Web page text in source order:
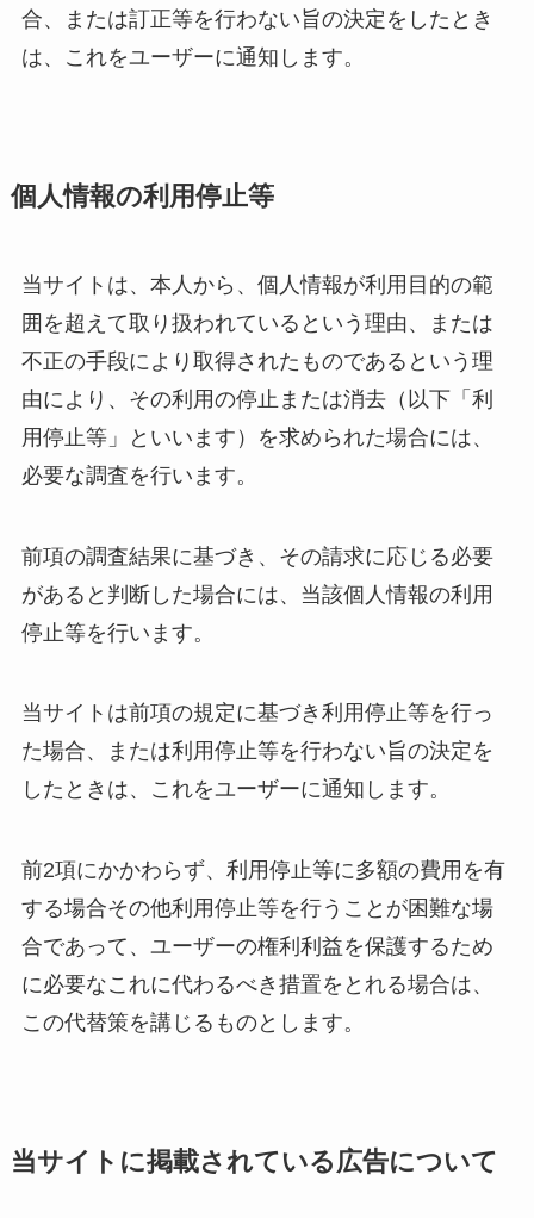
合、または訂正等を行わない旨の決定をしたとき
は、これをユーザーに通知します。
個人情報の利用停止等
当サイトは、本人から、個人情報が利用目的の範
囲を超えて取り扱われているという理由、または
不正の手段により取得されたものであるという理
由により、その利用の停止または消去（以下「利
用停止等」といいます）を求められた場合には、
必要な調査を行います。
前項の調査結果に基づき、その請求に応じる必要
があると判断した場合には、当該個人情報の利用
停止等を行います。
当サイトは前項の規定に基づき利用停止等を行っ
た場合、または利用停止等を行わない旨の決定を
したときは、これをユーザーに通知します。
前2項にかかわらず、利用停止等に多額の費用を有
する場合その他利用停止等を行うことが困難な場
合であって、ユーザーの権利利益を保護するため
に必要なこれに代わるべき措置をとれる場合は、
この代替策を講じるものとします。
当サイトに掲載されている広告について